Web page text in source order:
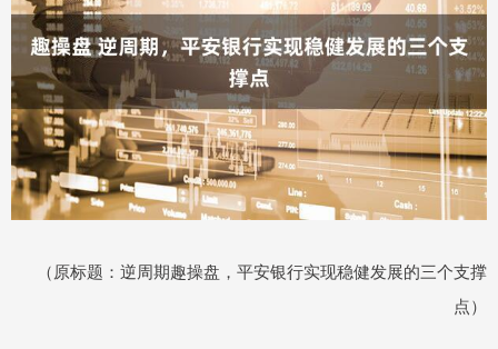
（原标题：逆周期趣操盘，平安银行实现稳健发展的三个支撑
点）